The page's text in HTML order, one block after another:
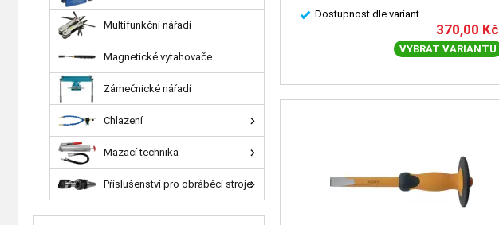
Dostupnost dle variant
370,00 Kč
VYBRAT VARIANTU
Multifunkční nářadí
Magnetické vytahovače
Zámečnické nářadí
Chlazení
Mazací technika
Příslušenství pro obráběcí stroje